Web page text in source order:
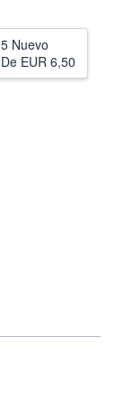
5 Nuevo
De EUR 6,50